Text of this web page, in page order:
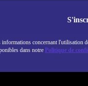
informations concernant l'utilisation
dans notre Politique de
aucune offre.
- RETHINK NEW.